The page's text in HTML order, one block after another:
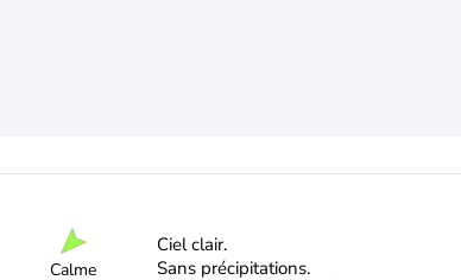
Calme
Ciel clair.
Sans précipitations.